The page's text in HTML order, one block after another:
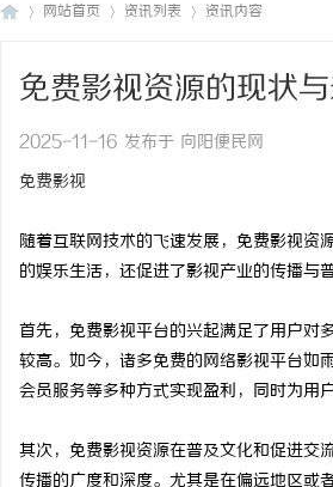
网站首页 资讯列表 资讯内容
免费影视资源的现状
2025-11-16 发布于 向阳便民网
免费影视
随着互联网技术的飞速发展，免费影视资
的娱乐生活，还促进了影视产业的传播与
首先，免费影视平台的兴起满足了用户对
较高。如今，诸多免费的网络影视平台如
会员服务等多种方式实现盈利，同时为用
其次，免费影视资源在普及文化和促进交
传播的广度和深度。尤其是在偏远地区或